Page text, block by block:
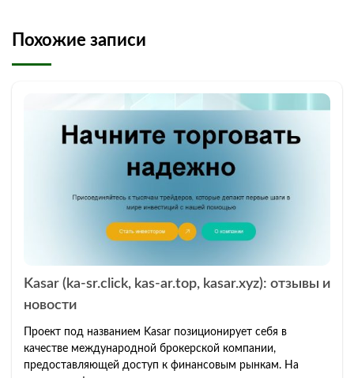
Похожие записи
Kasar (ka-sr.click, kas-ar.top, kasar.xyz): отзывы и
новости
Проект под названием Kasar позиционирует себя в
качестве международной брокерской компании,
предоставляющей доступ к финансовым рынкам. На